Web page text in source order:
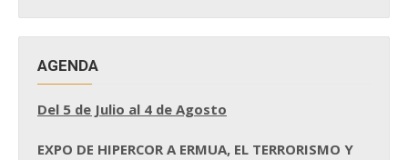
AGENDA
Del 5 de Julio al 4 de Agosto
EXPO DE HIPERCOR A ERMUA, EL TERRORISMO Y